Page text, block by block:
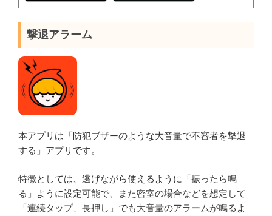
撃退アラーム
本アプリは「防犯ブザーのような大音量で不審者を撃退
する」アプリです。
特徴としては、逃げながら使えるように「振ったら鳴
る」ように設定可能で、また密室の場合などを想定して
「連続タップ、長押し」でも大音量のアラームが鳴るよ